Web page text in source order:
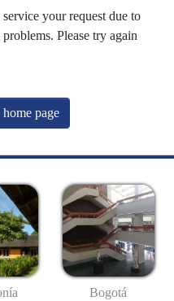
your request due to
Please try again
page
Bogotá